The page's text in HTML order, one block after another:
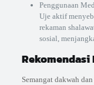
Penggunaan
Uje aktif
rekaman
sosial,
Rekomendasi
Semangat dakwah